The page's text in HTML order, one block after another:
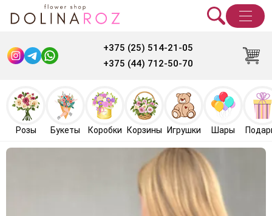
+375 (25) 514-21-05
+375 (44) 712-50-70
Розы Букеты Коробки Корзины Игрушки Шары